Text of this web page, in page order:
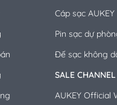
Cáp sạc AUKEY
Pin sạc dự
Đế sạc không
SALE CHANNEL
AUKEY Official